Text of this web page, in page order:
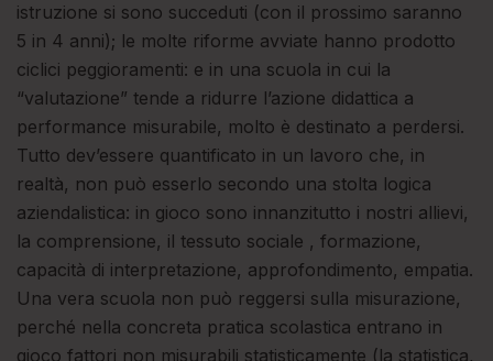
istruzione si sono succeduti (con il prossimo saranno
5 in 4 anni); le molte riforme avviate hanno prodotto
ciclici peggioramenti: e in una scuola in cui la
“valutazione” tende a ridurre l’azione didattica a
performance misurabile, molto è destinato a perdersi.
Tutto dev’essere quantificato in un lavoro che, in
realtà, non può esserlo secondo una stolta logica
aziendalistica: in gioco sono innanzitutto i nostri allievi,
la comprensione, il tessuto sociale , formazione,
capacità di interpretazione, approfondimento, empatia.
Una vera scuola non può reggersi sulla misurazione,
perché nella concreta pratica scolastica entrano in
gioco fattori non misurabili statisticamente (la statistica,